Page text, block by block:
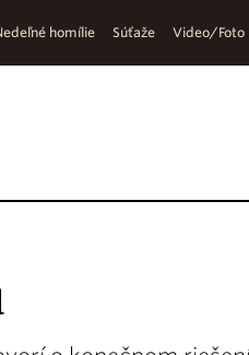
homílie Súťaže Video/Foto